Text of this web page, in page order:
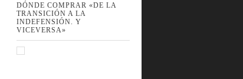
DÓNDE COMPRAR «DE LA
TRANSICIÓN A LA
INDEFENSIÓN. Y
VICEVERSA»